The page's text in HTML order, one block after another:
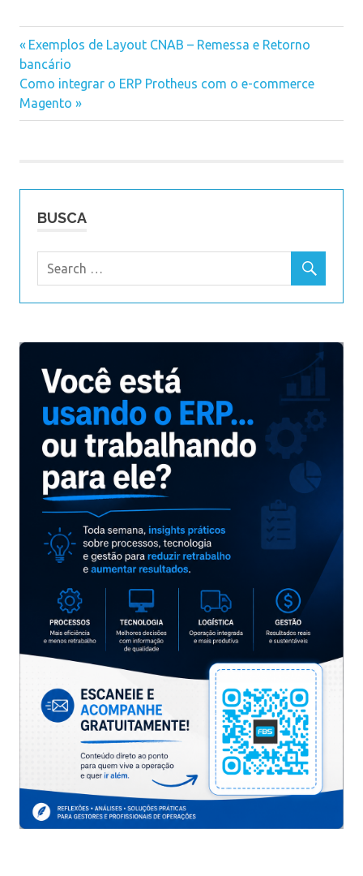
Navegação
de
Post
Previous
Post:
Exemplos de Layout CNAB – Remessa e Retorno
bancário
Next
Post:
Como integrar o ERP Protheus com o e-commerce
Magento
BUSCA